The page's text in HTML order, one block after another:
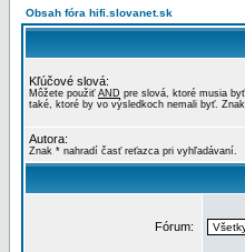
Obsah fóra hifi.slovanet.sk
Kľúčové slová:
Môžete použiť AND pre slová, ktoré musia
také, ktoré by vo výsledkoch nemali byť.
Autora:
Znak * nahradí časť reťazca pri vyhľadávaní.
Fórum: